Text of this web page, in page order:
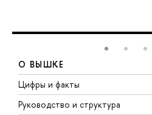
О ВЫШКЕ
Цифры и факты
Руководство и структура